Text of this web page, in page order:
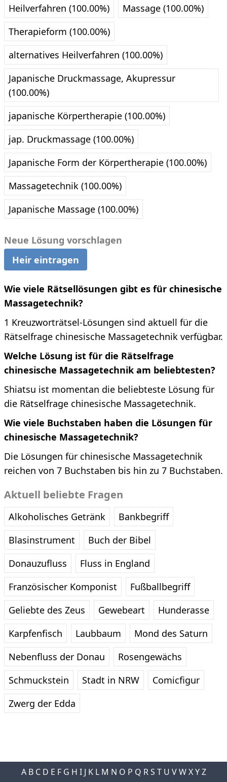
Heilverfahren (100.00%)
Massage (100.00%)
Therapieform (100.00%)
alternatives Heilverfahren (100.00%)
Japanische Druckmassage, Akupressur
(100.00%)
japanische Körpertherapie (100.00%)
jap. Druckmassage (100.00%)
Japanische Form der Körpertherapie (100.00%)
Massagetechnik (100.00%)
Japanische Massage (100.00%)
Neue Lösung vorschlagen
Heir eintragen
Wie viele Rätsellösungen gibt es für chinesische
Massagetechnik?
1 Kreuzworträtsel-Lösungen sind aktuell für die
Rätselfrage chinesische Massagetechnik verfügbar.
Welche Lösung ist für die Rätselfrage
chinesische Massagetechnik am beliebtesten?
Shiatsu ist momentan die beliebteste Lösung für
die Rätselfrage chinesische Massagetechnik.
Wie viele Buchstaben haben die Lösungen für
chinesische Massagetechnik?
Die Lösungen für chinesische Massagetechnik
reichen von 7 Buchstaben bis hin zu 7 Buchstaben.
Aktuell beliebte Fragen
Alkoholisches Getränk
Bankbegriff
Blasinstrument
Buch der Bibel
Donauzufluss
Fluss in England
Französischer Komponist
Fußballbegriff
Geliebte des Zeus
Gewebeart
Hunderasse
Karpfenfisch
Laubbaum
Mond des Saturn
Nebenfluss der Donau
Rosengewächs
Schmuckstein
Stadt in NRW
Comicfigur
Zwerg der Edda
A B C D E F G H I J K L M N O P Q R S T U V W X Y Z